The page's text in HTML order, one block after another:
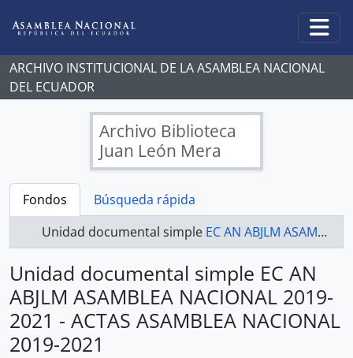
ARCHIVO INSTITUCIONAL DE LA ASAMBLEA NACIONAL
DEL ECUADOR
Archivo Biblioteca
Juan León Mera
Fondos
Búsqueda rápida
Unidad documental simple EC AN ABJLM ASAMBLEA NACIONAL 2019-2021 - ACTAS ASAMBLEA NACIONAL 2019-2021
Unidad documental simple EC AN
ABJLM ASAMBLEA NACIONAL 2019-
2021 - ACTAS ASAMBLEA NACIONAL
2019-2021